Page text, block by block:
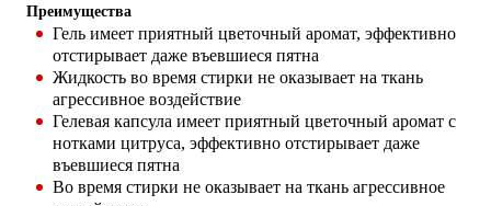
Преимущества
Гель имеет приятный цветочный аромат, эффективно
отстирывает даже въевшиеся пятна
Жидкость во время стирки не оказывает на ткань
агрессивное воздействие
Гелевая капсула имеет приятный цветочный аромат с
нотками цитруса, эффективно отстирывает даже
въевшиеся пятна
Во время стирки не оказывает на ткань агрессивное